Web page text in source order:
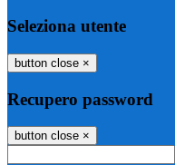
Seleziona utente
button close ×
Recupero password
button close ×